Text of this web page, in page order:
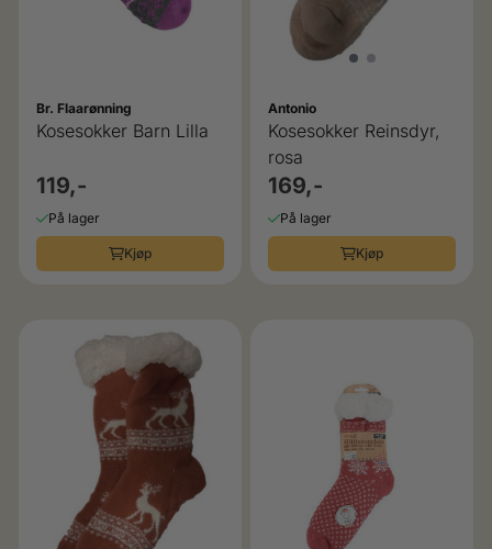
Br. Flaarønning
Kosesokker Barn Lilla
119,-
På lager
Kjøp
Antonio
Kosesokker Reinsdyr,
rosa
169,-
På lager
Kjøp